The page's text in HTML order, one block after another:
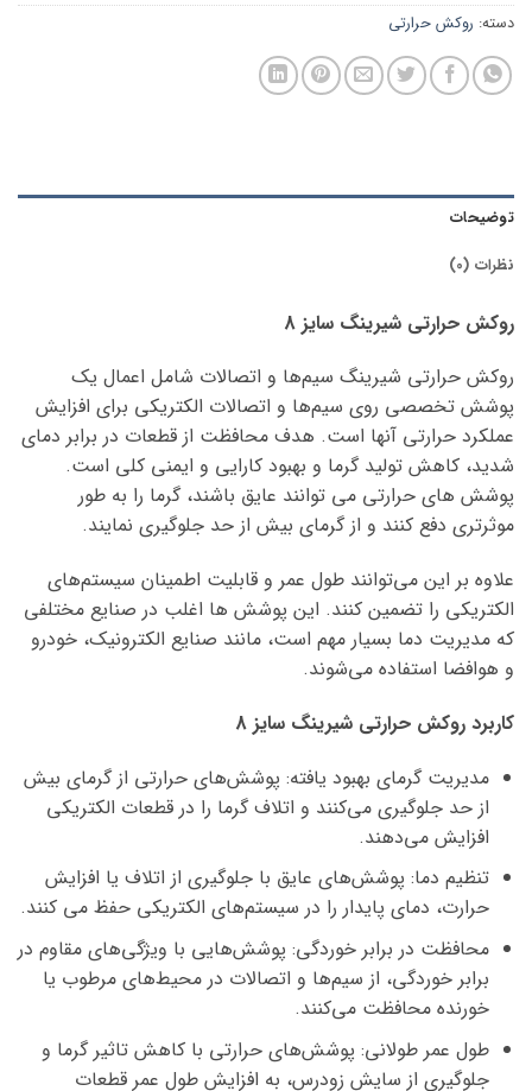
دسته: روکش حرارتی
توضیحات
نظرات (0)
روکش حرارتی شیرینگ سایز 8
روکش حرارتی شیرینگ سیم‌ها و اتصالات شامل اعمال یک
پوشش تخصصی روی سیم‌ها و اتصالات الکتریکی برای افزایش
عملکرد حرارتی آنها است. هدف محافظت از قطعات در برابر دمای
شدید، کاهش تولید گرما و بهبود کارایی و ایمنی کلی است.
پوشش های حرارتی می توانند عایق باشند، گرما را به طور
موثرتری دفع کنند و از گرمای بیش از حد جلوگیری نمایند.
علاوه بر این می‌توانند طول عمر و قابلیت اطمینان سیستم‌های
الکتریکی را تضمین کنند. این پوشش ها اغلب در صنایع مختلفی
که مدیریت دما بسیار مهم است، مانند صنایع الکترونیک، خودرو
و هوافضا استفاده می‌شوند.
کاربرد روکش حرارتی شیرینگ سایز 8
مدیریت گرمای بهبود یافته: پوشش‌های حرارتی از گرمای بیش
از حد جلوگیری می‌کنند و اتلاف گرما را در قطعات الکتریکی
افزایش می‌دهند.
تنظیم دما: پوشش‌های عایق با جلوگیری از اتلاف یا افزایش
حرارت، دمای پایدار را در سیستم‌های الکتریکی حفظ می کنند.
محافظت در برابر خوردگی: پوشش‌هایی با ویژگی‌های مقاوم در
برابر خوردگی، از سیم‌ها و اتصالات در محیط‌های مرطوب یا
خورنده محافظت می‌کنند.
طول عمر طولانی: پوشش‌های حرارتی با کاهش تاثیر گرما و
جلوگیری از سایش زودرس، به افزایش طول عمر قطعات